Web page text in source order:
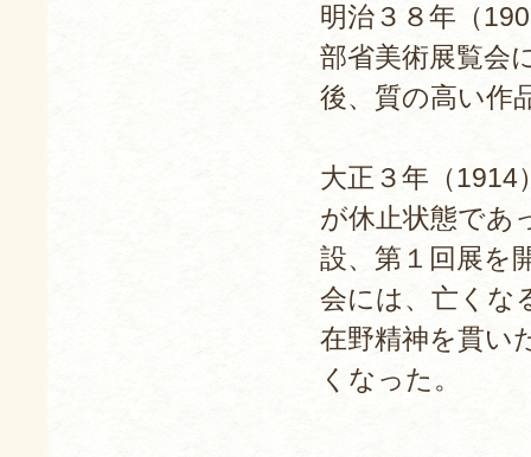
明治３８年（
部省美術展覧会
後、質の高い作
大正３年（1914
が休止状態であ
設、第１回展を
会には、亡くな
在野精神を貫い
くなった。